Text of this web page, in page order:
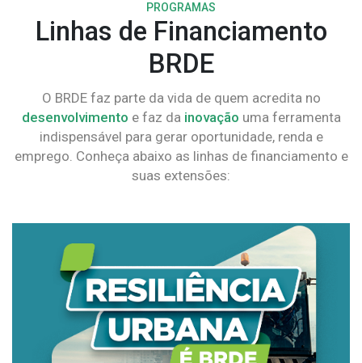
PROGRAMAS
Linhas de Financiamento
BRDE
O BRDE faz parte da vida de quem acredita no
desenvolvimento e faz da inovação uma ferramenta
indispensável para gerar oportunidade, renda e
emprego. Conheça abaixo as linhas de financiamento e
suas extensões: